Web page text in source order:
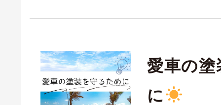
愛車の
に